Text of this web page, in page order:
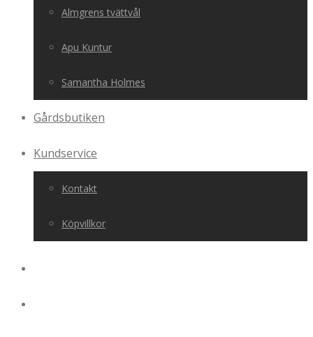
Almgrens tvättvål
Apu Kuntur
Samantha Holmes
Gårdsbutiken
Kundservice
Kontakt
Köpvillkor